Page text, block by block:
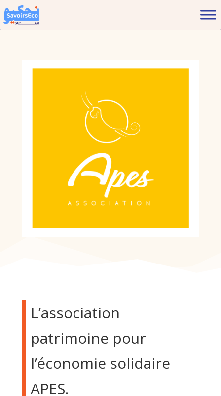
L’association
patrimoine pour
l’économie solidaire
APES.